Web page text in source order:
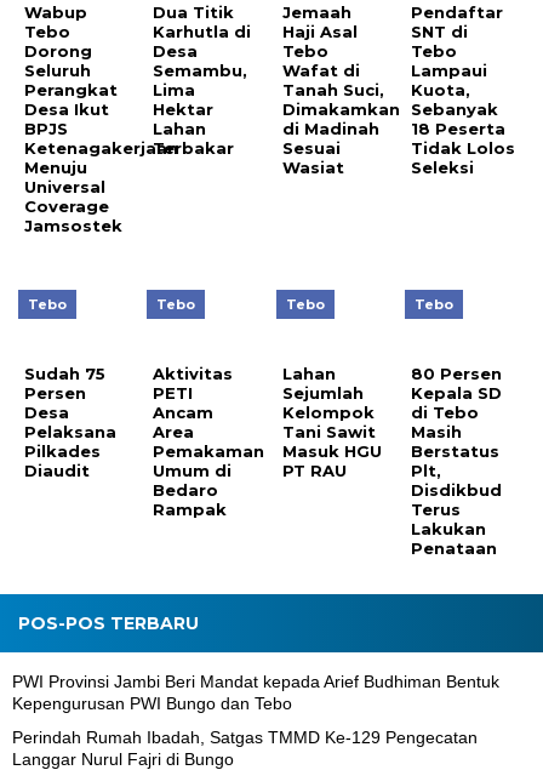
Wabup
Tebo
Dorong
Seluruh
Perangkat
Desa Ikut
BPJS
Ketenagakerjaan
Menuju
Universal
Coverage
Jamsostek
Dua Titik
Karhutla di
Desa
Semambu,
Lima
Hektar
Lahan
Terbakar
Jemaah
Haji Asal
Tebo
Wafat di
Tanah Suci,
Dimakamkan
di Madinah
Sesuai
Wasiat
Pendaftar
SNT di
Tebo
Lampaui
Kuota,
Sebanyak
18 Peserta
Tidak Lolos
Seleksi
Tebo
Sudah 75
Persen
Desa
Pelaksana
Pilkades
Diaudit
Tebo
Aktivitas
PETI
Ancam
Area
Pemakaman
Umum di
Bedaro
Rampak
Tebo
Lahan
Sejumlah
Kelompok
Tani Sawit
Masuk HGU
PT RAU
Tebo
80 Persen
Kepala SD
di Tebo
Masih
Berstatus
Plt,
Disdikbud
Terus
Lakukan
Penataan
POS-POS TERBARU
PWI Provinsi Jambi Beri Mandat kepada Arief Budhiman Bentuk
Kepengurusan PWI Bungo dan Tebo
Perindah Rumah Ibadah, Satgas TMMD Ke-129 Pengecatan
Langgar Nurul Fajri di Bungo